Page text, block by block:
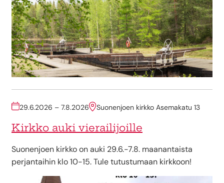
29.6.2026 – 7.8.2026 Suonenjoen kirkko Asemakatu 13
Kirkko auki vierailijoille
Suonenjoen kirkko on auki 29.6.-7.8. maanantaista
perjantaihin klo 10-15. Tule tutustumaan kirkkoon!